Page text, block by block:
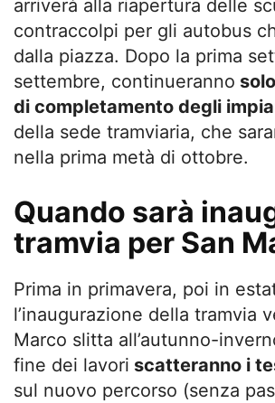
arriverà alla riapertura delle
contraccolpi per gli autobus
dalla piazza. Dopo la prima
settembre, continueranno
di completamento degli
della sede tramviaria, che
nella prima metà di ottobre.
Quando sarà
tramvia per San
Prima in primavera, poi in
l’inaugurazione della tramvia
Marco slitta all’autunno-
fine dei lavori scatteranno i
sul nuovo percorso (senza